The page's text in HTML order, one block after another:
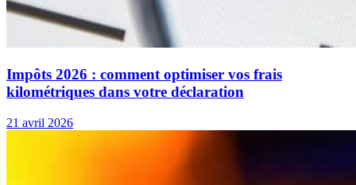
Impôts 2026 : comment optimiser vos frais
kilométriques dans votre déclaration
21 avril 2026